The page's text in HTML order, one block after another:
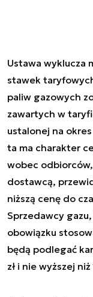
Ustawa wyklucza
stawek
paliw gazowych
zawartych w
ustalonej na
ta ma charakter
wobec
dostawcą,
niższą cenę do
Sprzedawcy
obowiązku
będą podlegać
zł i nie wyższej